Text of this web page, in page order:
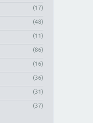
(17)
(48)
(11)
(86)
(16)
(36)
(31)
(37)